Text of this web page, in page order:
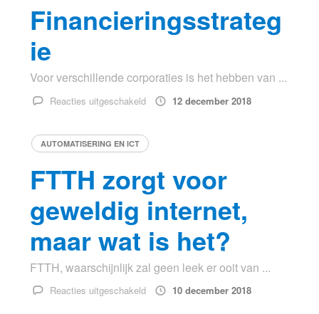
specialist
Financieringsstrateg
ie
Voor verschillende corporaties is het hebben van ...
Reacties uitgeschakeldvoor
12 december 2018
AUTOMATISERING EN ICT
FTTH zorgt voor
geweldig internet,
maar wat is het?
FTTH, waarschijnlijk zal geen leek er ooit van ...
Reacties uitgeschakeldvoor
10 december 2018